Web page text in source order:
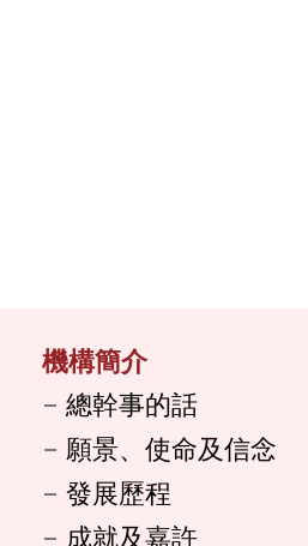
機構簡介
總幹事的話
願景、使命及信念
發展歷程
成就及嘉許